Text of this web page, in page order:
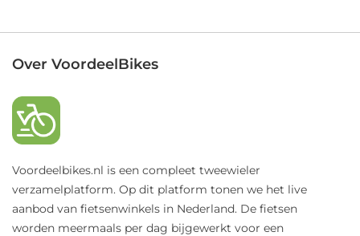
Over VoordeelBikes
Voordeelbikes.nl is een compleet tweewieler
verzamelplatform. Op dit platform tonen we het live
aanbod van fietsenwinkels in Nederland. De fietsen
worden meermaals per dag bijgewerkt voor een